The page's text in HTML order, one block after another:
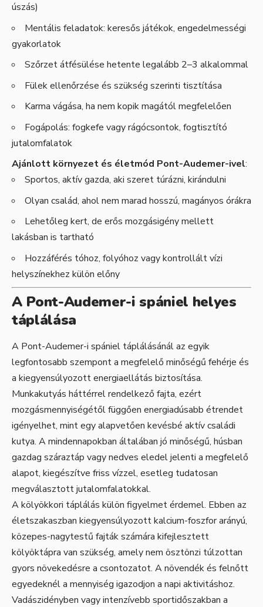
úszás)
Mentális feladatok: keresős játékok, engedelmességi
gyakorlatok
Szőrzet átfésülése hetente legalább 2–3 alkalommal
Fülek ellenőrzése és szükség szerinti tisztítása
Karma vágása, ha nem kopik magától megfelelően
Fogápolás: fogkefe vagy rágócsontok, fogtisztító
jutalomfalatok
Ajánlott környezet és életmód Pont-Audemer-ivel:
Sportos, aktív gazda, aki szeret túrázni, kirándulni
Olyan család, ahol nem marad hosszú, magányos órákra
Lehetőleg kert, de erős mozgásigény mellett
lakásban is tartható
Hozzáférés tóhoz, folyóhoz vagy kontrollált vízi
helyszínekhez külön előny
A Pont-Audemer-i spániel helyes
táplálása
A Pont-Audemer-i spániel táplálásánál az egyik
legfontosabb szempont a megfelelő minőségű fehérje és
a kiegyensúlyozott energiaellátás biztosítása.
Munkakutyás háttérrel rendelkező fajta, ezért
mozgásmennyiségétől függően energiadúsabb étrendet
igényelhet, mint egy alapvetően kevésbé aktív családi
kutya. A mindennapokban általában jó minőségű, húsban
gazdag száraztáp vagy nedves eledel jelenti a megfelelő
alapot, kiegészítve friss vízzel, esetleg tudatosan
megválasztott jutalomfalatokkal.
A kölyökkori táplálás külön figyelmet érdemel. Ebben az
életszakaszban kiegyensúlyozott kalcium-foszfor arányú,
közepes-nagytestű fajták számára kifejlesztett
kölyöktápra van szükség, amely nem ösztönzi túlzottan
gyors növekedésre a csontozatot. A növendék és felnőtt
egyedeknél a mennyiség igazodjon a napi aktivitáshoz.
Vadászidényben vagy intenzívebb sportidőszakban a